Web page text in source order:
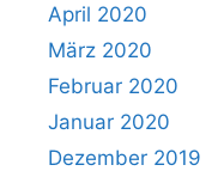
April 2020
März 2020
Februar 2020
Januar 2020
Dezember 2019